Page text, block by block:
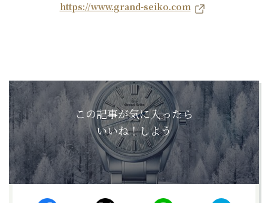
https://www.grand-seiko.com
この記事が気に入ったら
いいね！しよう